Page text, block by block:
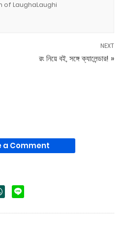
of LaughaLaughi
NEXT
রং নিয়ে বই, সঙ্গে ক্যালেন্ডার! »
a Comment